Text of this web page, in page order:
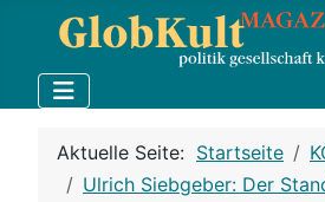
Aktuelle Seite: Startseite
Ulrich Siebgeber: Der